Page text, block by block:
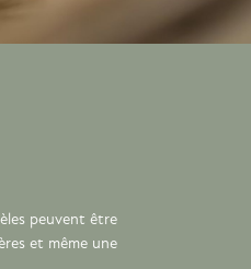
peuvent être
et même une